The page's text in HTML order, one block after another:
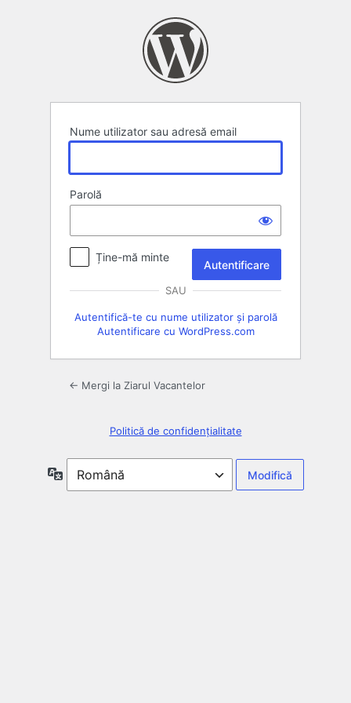
Nume utilizator sau adresă email
Parolă
Ține-mă minte
SAU
Autentifică-te cu nume utilizator și parolă
Autentificare cu WordPress.com
← Mergi la Ziarul Vacantelor
Politică de confidențialitate
Limbă